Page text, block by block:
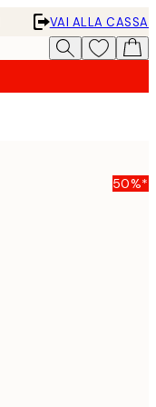
VAI ALLA CASSA
50%*